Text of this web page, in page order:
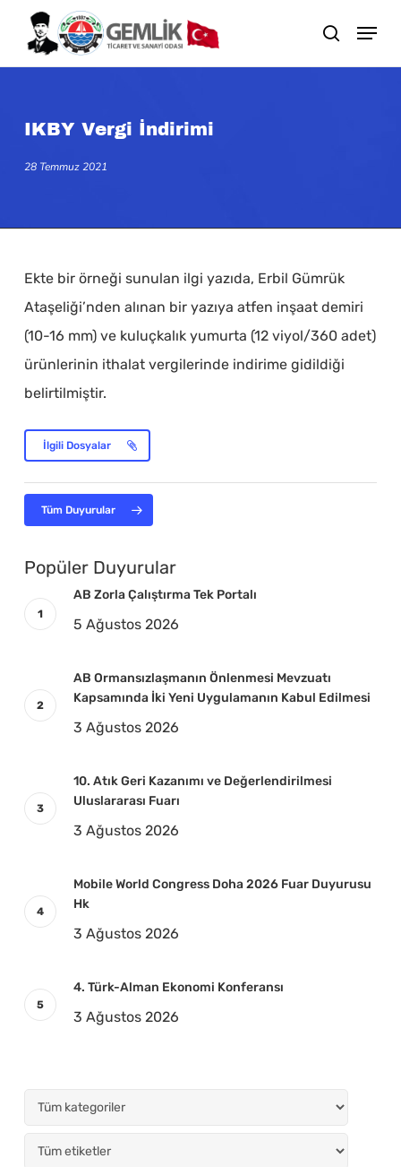
main
search
IKBY Vergi İndirimi
28 Temmuz 2021
Ekte bir örneği sunulan ilgi yazıda, Erbil Gümrük
Ataşeliği’nden alınan bir yazıya atfen inşaat demiri
(10-16 mm) ve kuluçkalık yumurta (12 viyol/360 adet)
ürünlerinin ithalat vergilerinde indirime gidildiği
belirtilmiştir.
İlgili Dosyalar
Tüm Duyurular
Popüler Duyurular
AB Zorla Çalıştırma Tek Portalı
5 Ağustos 2026
AB Ormansızlaşmanın Önlenmesi Mevzuatı
Kapsamında İki Yeni Uygulamanın Kabul Edilmesi
3 Ağustos 2026
10. Atık Geri Kazanımı ve Değerlendirilmesi
Uluslararası Fuarı
3 Ağustos 2026
Mobile World Congress Doha 2026 Fuar Duyurusu
Hk
3 Ağustos 2026
4. Türk-Alman Ekonomi Konferansı
3 Ağustos 2026